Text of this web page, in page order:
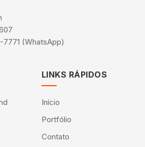
(WhatsApp)
LINKS RÁPIDOS
Início
Portfólio
Contato